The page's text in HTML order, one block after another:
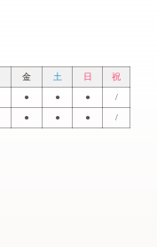
金 土 日 祝
● ● ● /
● ● ● /